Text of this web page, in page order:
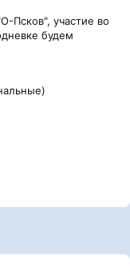
Псков", участие во
будем